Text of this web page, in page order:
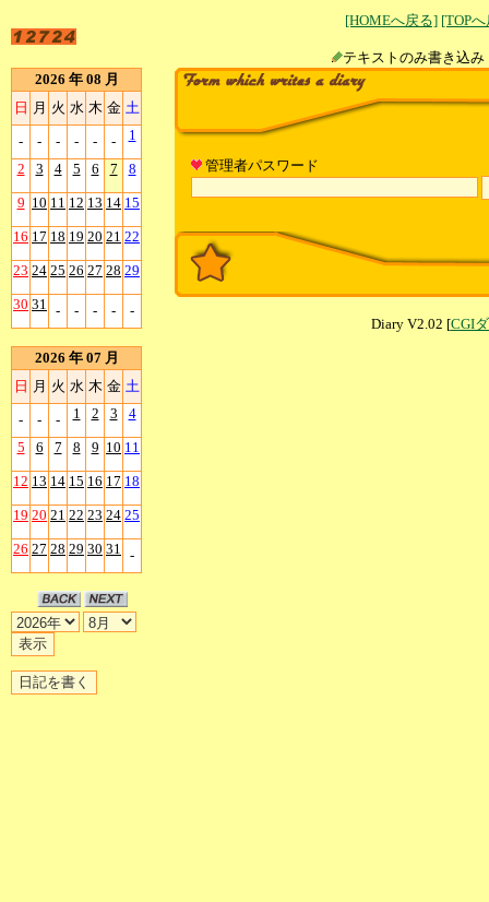
[HOMEへ戻る] [TOP
テキストのみ書
2026 年 08 月
日 月 火 水 木 金 土
- - - - - - 1
2 3 4 5 6 7 8
9 10 11 12 13 14 15
16 17 18 19 20 21 22
23 24 25 26 27 28 29
30 31 - - - - -
2026 年 07 月
日 月 火 水 木 金 土
- - - 1 2 3 4
5 6 7 8 9 10 11
12 13 14 15 16 17 18
19 20 21 22 23 24 25
26 27 28 29 30 31 -
管理者パスワード
Diary V2.02 [CGI